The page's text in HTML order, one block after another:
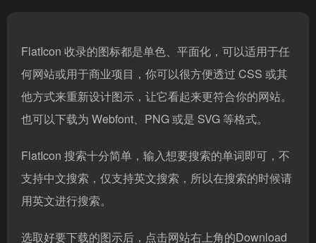
FlatIcon 收录的图标都是单色、平面化，可以适用于任
何网站或用于商业项目，你可以很方便透过 CSS 或其
他方式来重新设计图示，让它看起来更符合你的网站。
也可以下载为 Webfont、PNG 或是 SVG 等格式。
FlatIcon 搜索十分简单，输入想要搜索的单词即可，不
支持中文搜索，仅支持英文搜索，所以在搜索的时候请
用英文进行搜索。
选取好要下载的图示后，点击网站右上角的Download